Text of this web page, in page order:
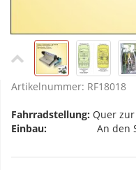
Artikelnummer: RF18018
Fahrradstellung: Quer
Einbau: An den